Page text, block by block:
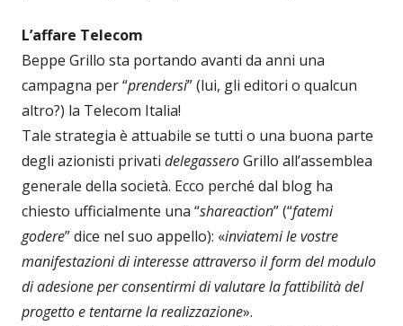
L’affare Telecom
Beppe Grillo sta portando avanti da anni una
campagna per “prendersi” (lui, gli editori o qualcun
altro?) la Telecom Italia!
Tale strategia è attuabile se tutti o una buona parte
degli azionisti privati delegasseroGrillo all’assemblea
generale della società. Ecco perché dal blog ha
chiesto ufficialmente una “shareaction” (“fatemi
godere” dice nel suo appello): «inviatemi le vostre
manifestazioni di interesse attraverso il form del modulo
di adesione per consentirmi di valutare la fattibilità del
progetto e tentarne la realizzazione».